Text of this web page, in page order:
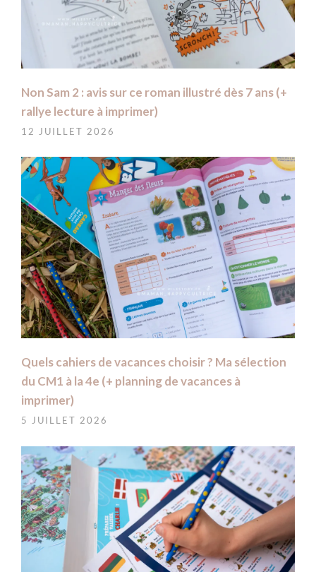
Non Sam 2 : avis sur ce roman illustré dès 7 ans (+
rallye lecture à imprimer)
12 JUILLET 2026
Quels cahiers de vacances choisir ? Ma sélection
du CM1 à la 4e (+ planning de vacances à
imprimer)
5 JUILLET 2026